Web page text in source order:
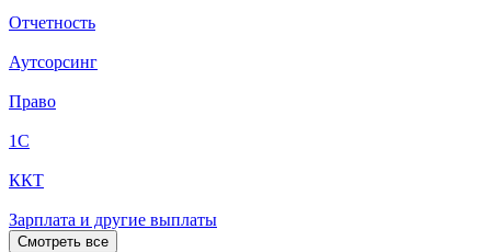
Отчетность
Аутсорсинг
Право
1С
ККТ
Зарплата и другие выплаты
Смотреть все